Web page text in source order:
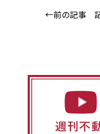
←前の記事